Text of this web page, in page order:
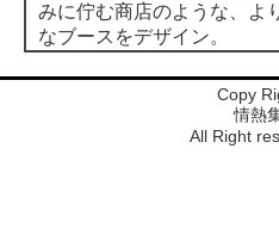
みに佇む商店のような、よ
なブースをデザイン。
Copy
情熱
All Right